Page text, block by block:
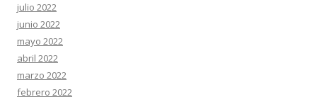
julio 2022
junio 2022
mayo 2022
abril 2022
marzo 2022
febrero 2022